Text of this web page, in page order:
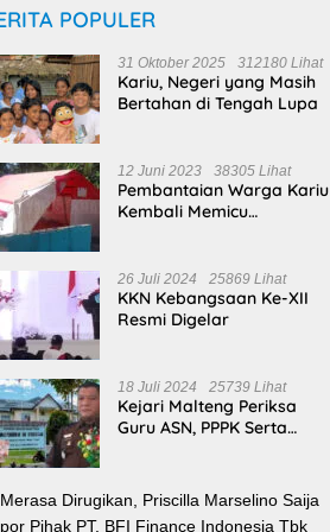
POPULER
31 Oktober 2025 312180 Lihat
Kariu, Negeri yang Masih
Bertahan di Tengah Lupa
12 Juni 2023 38305 Lihat
Pembantaian Warga Kariu
Kembali Memicu
26 Juli 2024 25869 Lihat
KKN Kebangsaan Ke-XII
Resmi Digelar
18 Juli 2024 25739 Lihat
Kejari Malteng Periksa
Guru ASN, PPPK Serta
Tahun 2023 Capai 7,4 M